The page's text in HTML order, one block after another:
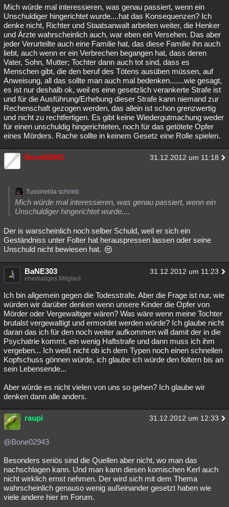
Mich würde mal interessieren, was genau passiert, wenn ein
Unschuldiger hingerichtet wurde....hat das Konsequenzen? Ich
denke nicht, Richter und Staatsanwalt arbeiten weiter, die Henker
und Ärzte wahrscheinlich auch, war eben ein Versehen. Das aber
jeder Verurteilte auch eine Familie hat, das diese Familie ihn auch
liebt, auch wenn er ein Verbrechen begangen hat, dass deren
Vater, Sohn, Mutter; Tochter dann auch tot sind, dass es
Menschen gibt, die den beruf des Tötens ausüben müssen, auf
Anweisung, all das sollte man auch mal bedenken.......wie gesagt,
es ist nur deshalb ok, weil es eine gesetzlich verankerte Strafe ist
und für die Ausführung/Erhebung dieser Strafe kann niemand zur
Rechenschaft gezogen werden, das allein ist schon grenzwertig
und nicht zu rechtfertigen. Es gibt keine Wiedergutmachung weder
für einen unschuldig hingerichteten, noch für das getötete Opfer
eines Mörders. Rache sollte in keinem Gesetz eine Rolle spielen.
Bone02943 31.12.2012 um 11:18
Tussinelda schrieb:
Mich würde mal interessieren, was genau passiert, wenn ein
Unschuldiger hingerichtet wurde....
Der is warscheinlich noch selber Schuld, weil er sich ein
Geständniss unter Folter hat herauspressen lassen oder seine
Unschuld nicht bewiesen hat.
BaNE303 31.12.2012 um 11:23
ehemaliges Mitglied
Ich bin allgemein gegen die Todesstrafe. Aber die Frage ist nur, wie
würden wir darüber denken wenn unsere Kinder die Opfer von
Mörder oder Vergewaltiger wären? Was wäre wenn meine Tochter
brutalst vergewaltigt und ermordet werden würde? Ich glaube nicht
daran das ich für den noch weiter aufkommen will damit der in die
Psychatrie kommt, ein wenig Haftstrafe und dann muss ich ihm
vergeben... Ich weiß nicht ob ich dem Typen noch einen schnellen
Kopfschuss gönnen würde, ich glaube ich würde den foltern bis an
sein Lebensende...
Aber würde es nicht vielen von uns so gehen? Ich glaube wir
denken dann alle anders.
raupi 31.12.2012 um 12:33
@Bone02943
Besonders seriös sind die Quellen aber nicht, wo man das
nachschlagen kann. Und man kann diesen komischen Kerl auch
nicht wirklich ernst nehmen. Der wird sich mit dem Thema
wahrscheinlich genauso wenig außeinander gesetzt haben wie
viele andere hier im Forum.